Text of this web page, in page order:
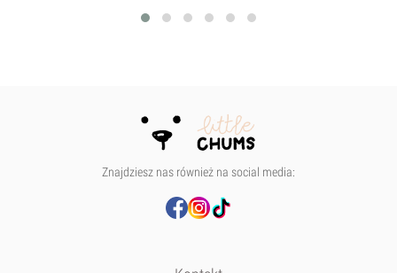
Znajdziesz nas również na social media: